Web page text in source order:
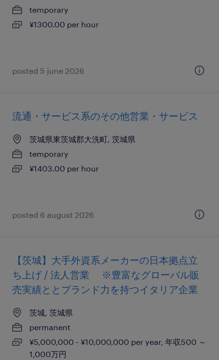
temporary
¥1300.00 per hour
posted 5 june 2026
流通・サービス系のその他営業・サービス
茨城県東茨城郡大洗町, 茨城県
temporary
¥1403.00 per hour
posted 6 august 2026
【茨城】大手外資系メーカーの日本拠点立
ち上げ / 法人営業 ※豊富なグローバル販
売実績ととブランド力を持つイタリア企業
茨城, 茨城県
permanent
¥5,000,000 - ¥10,000,000 per year, 年収500 ～
1,000万円